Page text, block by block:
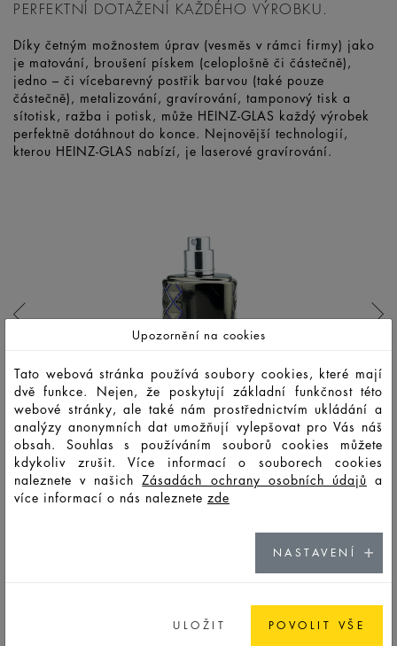
PERFEKTNÍ DOTAŽENÍ KAŽDÉHO VÝROBKU.
Díky četným možnostem úprav (vesměs v rámci firmy) jako
je matování, broušení pískem (celoplošně či částečně),
jedno – či vícebarevný postřik barvou (také pouze
částečně), metalizování, gravírování, tamponový tisk a
sítotisk, ražba i potisk, může HEINZ-GLAS každý výrobek
perfektně dotáhnout do konce. Nejnovější technologií,
kterou HEINZ-GLAS nabízí, je laserové gravírování.
Postřik, metalizování a gravírování.
NAŠE ÚPRAVY SKLA
Upozornění na cookies
Tato webová stránka používá soubory cookies, které mají
dvě funkce. Nejen, že poskytují základní funkčnost této
webové stránky, ale také nám prostřednictvím ukládání a
analýzy anonymních dat umožňují vylepšovat pro Vás náš
obsah. Souhlas s používáním souborů cookies můžete
kdykoliv zrušit. Více informací o souborech cookies
naleznete v našich Zásadách ochrany osobních údajů a
více informací o nás naleznete zde
NASTAVENÍ
ULOŽIT POVOLIT VŠE